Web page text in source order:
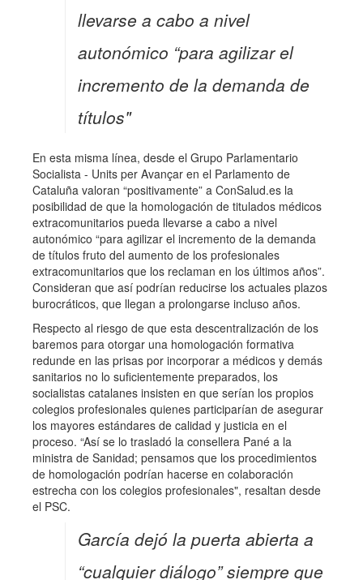
llevarse a cabo a nivel
autonómico “para agilizar el
incremento de la demanda de
títulos"
En esta misma línea, desde el Grupo Parlamentario
Socialista - Units per Avançar en el Parlamento de
Cataluña valoran “positivamente” a ConSalud.es la
posibilidad de que la homologación de titulados médicos
extracomunitarios pueda llevarse a cabo a nivel
autonómico “para agilizar el incremento de la demanda
de títulos fruto del aumento de los profesionales
extracomunitarios que los reclaman en los últimos años”.
Consideran que así podrían reducirse los actuales plazos
burocráticos, que llegan a prolongarse incluso años.
Respecto al riesgo de que esta descentralización de los
baremos para otorgar una homologación formativa
redunde en las prisas por incorporar a médicos y demás
sanitarios no lo suficientemente preparados, los
socialistas catalanes insisten en que serían los propios
colegios profesionales quienes participarían de asegurar
los mayores estándares de calidad y justicia en el
proceso. “Así se lo trasladó la consellera Pané a la
ministra de Sanidad; pensamos que los procedimientos
de homologación podrían hacerse en colaboración
estrecha con los colegios profesionales", resaltan desde
el PSC.
García dejó la puerta abierta a
“cualquier diálogo” siempre que